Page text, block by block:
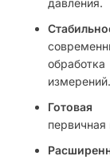
давления.
измерений.
Готовая
первичная